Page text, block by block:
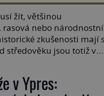
žít, většinou
rasová nebo národnostní
zkušenosti mají s
středověku jsou totiž v
čím chlubit. […]
v Ypres: